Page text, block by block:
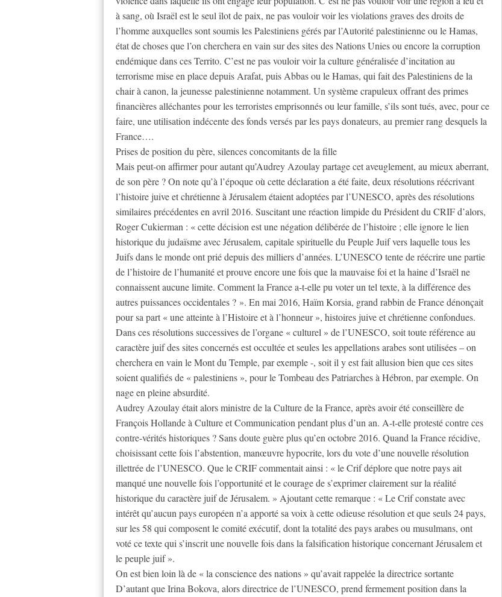
à sang, où Israël est le seul îlot de paix, ne pas vouloir voir les violations graves des droits de
l’homme auxquelles sont soumis les Palestiniens gérés par l’Autorité palestinienne ou le Hamas,
état de choses que l’on cherchera en vain sur des sites des Nations Unies ou encore la corruption
endémique dans ces Territo. C’est ne pas vouloir voir la culture généralisée d’incitation au
terrorisme mise en place depuis Arafat, puis Abbas ou le Hamas, qui fait des Palestiniens de la
chair à canon, la jeunesse palestinienne notamment. Un système crapuleux offrant des primes
financières alléchantes pour les terroristes emprisonnés ou leur famille, s’ils sont tués, avec, pour ce
faire, une utilisation indécente des fonds versés par les pays donateurs, au premier rang desquels la
France….
Prises de position du père, silences concomitants de la fille
Mais peut-on affirmer pour autant qu’Audrey Azoulay partage cet aveuglement, au mieux aberrant,
de son père ? On note qu’à l’époque où cette déclaration a été faite, deux résolutions réécrivant
l’histoire juive et chrétienne à Jérusalem étaient adoptées par l’UNESCO, après des résolutions
similaires précédentes en avril 2016. Suscitant une réaction limpide du Président du CRIF d’alors,
Roger Cukierman : « cette décision est une négation délibérée de l’histoire ; elle ignore le lien
historique du judaïsme avec Jérusalem, capitale spirituelle du Peuple Juif vers laquelle tous les
Juifs dans le monde ont prié depuis des milliers d’années. L’UNESCO tente de réécrire une partie
de l’histoire de l’humanité et prouve encore une fois que la mauvaise foi et la haine d’Israël ne
connaissent aucune limite. Comment la France a-t-elle pu voter un tel texte, à la différence des
autres puissances occidentales ? ». En mai 2016, Haïm Korsia, grand rabbin de France dénonçait
pour sa part « une atteinte à l’Histoire et à l’honneur », histoires juive et chrétienne confondues.
Dans ces résolutions successives de l’organe « culturel » de l’UNESCO, soit toute référence au
caractère juif des sites concernés est occultée et seules les appellations arabes sont utilisées – on
cherchera en vain le Mont du Temple, par exemple -, soit il y est fait allusion bien que ces sites
soient qualifiés de « palestiniens », pour le Tombeau des Patriarches à Hébron, par exemple. On
nage en pleine absurdité.
Audrey Azoulay était alors ministre de la Culture de la France, après avoir été conseillère de
François Hollande à Culture et Communication pendant plus d’un an. A-t-elle protesté contre ces
contre-vérités historiques ? Sans doute guère plus qu’en octobre 2016. Quand la France récidive,
choisissant cette fois l’abstention, manœuvre hypocrite, lors du vote d’une nouvelle résolution
illettrée de l’UNESCO. Que le CRIF commentait ainsi : « le Crif déplore que notre pays ait
manqué une nouvelle fois l’opportunité et le courage de s’exprimer clairement sur la réalité
historique du caractère juif de Jérusalem. » Ajoutant cette remarque : « Le Crif constate avec
intérêt qu’aucun pays européen n’a apporté sa voix à cette odieuse résolution et que seuls 24 pays,
sur les 58 qui composent le comité exécutif, dont la totalité des pays arabes ou musulmans, ont
voté ce texte qui s’inscrit une nouvelle fois dans la falsification historique concernant Jérusalem et
le peuple juif ».
On est bien loin là de « la conscience des nations » qu’avait rappelée la directrice sortante
D’autant que Irina Bokova, alors directrice de l’UNESCO, prend fermement position dans la